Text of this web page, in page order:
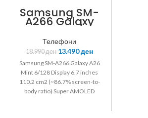
Samsung SM-
A266 Galaxy
A26 Mint 6/128
Телефони
18.990ден 13.490ден
Samsung SM-A266 Galaxy A26
Mint 6/128 Display 6.7 inches
110.2 cm2 (~86.7% screen-to-
body ratio) Super AMOLED